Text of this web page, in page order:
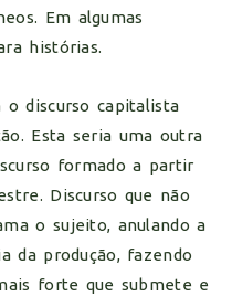
Em algumas
histórias.
o discurso capitalista
Esta seria uma outra
formado a partir
Discurso que não
o sujeito, anulando a
da produção, fazendo
forte que submete e